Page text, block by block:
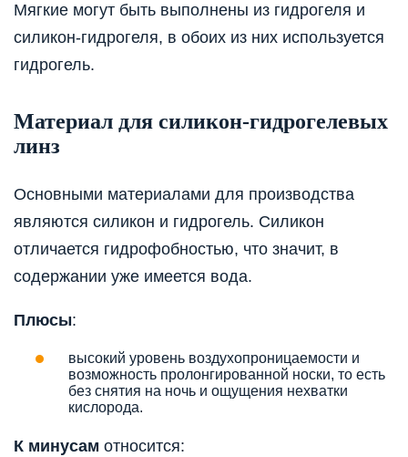
Мягкие могут быть выполнены из гидрогеля и
силикон-гидрогеля, в обоих из них используется
гидрогель.
Материал для силикон-гидрогелевых
линз
Основными материалами для производства
являются силикон и гидрогель. Силикон
отличается гидрофобностью, что значит, в
содержании уже имеется вода.
Плюсы:
высокий уровень воздухопроницаемости и
возможность пролонгированной носки, то есть
без снятия на ночь и ощущения нехватки
кислорода.
К минусам относится: